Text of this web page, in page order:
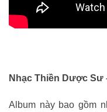
Piano và
Nhạc Thiền Dược Sư
Album này bao gồm